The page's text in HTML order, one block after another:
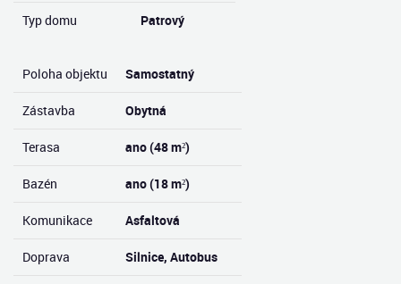
Typ domu Patrový
Poloha objektu Samostatný
Zástavba Obytná
Terasa ano (48 m²)
Bazén ano (18 m²)
Komunikace Asfaltová
Doprava Silnice, Autobus